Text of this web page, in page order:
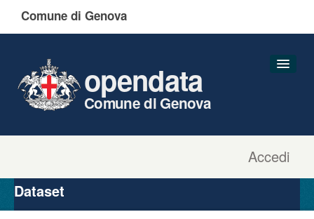
Comune di Genova
Accedi
opendata
Comune di Genova
Organizzazioni
Gruppi
Dataset